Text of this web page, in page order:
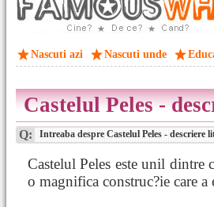
Nascuti azi Nascuti unde
Castelul Peles -
Q: Intreaba despre Castelul Peles - descriere
Castelul Peles este unil dintre
o magnifica construc?ie care a